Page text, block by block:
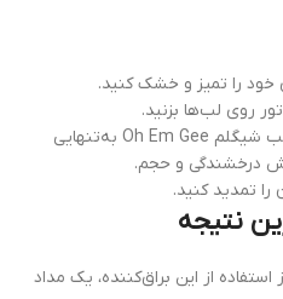
خود را تمیز و خشک کنید.
روی لب‌ها بزنید.
می‌توان از لیپ گلاس حجم دهنده لب شیگلم Oh Em Gee به‌تنهایی
درخشندگی و حجم.
تمدید کنید.
نتیجه
از این براق‌کننده، یک مداد